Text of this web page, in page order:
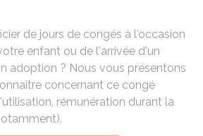
de jours de congés à l'occasion
enfant ou de l'arrivée d'un
adoption ? Nous vous présentons
concernant ce congé
rémunération durant la